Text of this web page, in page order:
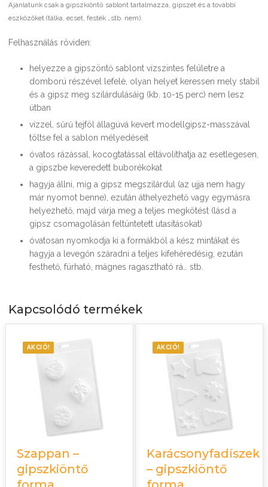
Ajánlatunk csak a gipszkiöntő sablont tartalmazza, gipszet és a további
eszközöket (tálka, ecset, festék …stb. nem).
Felhasználás röviden:
helyezze a gipszöntő sablont vízszintes felületre a
domború részével lefelé, olyan helyet keressen mely stabil
és a gipsz meg szilárdulásáig (kb. 10-15 perc) nem lesz
útban
vízzel, sűrű tejföl állagúvá kevert modellgipsz-masszával
töltse fel a sablon mélyedéseit
óvatos rázással, kocogtatással eltávolíthatja az esetlegesen,
a gipszbe keveredett buborékokat
hagyja állni, míg a gipsz megszilárdul (az ujja nem hagy
már nyomot benne), ezután áthelyezhető vagy egymásra
helyezhető, majd várja meg a teljes megkötést (lásd a
gipsz csomagolásán feltüntetett utasításokat)
óvatosan nyomkodja ki a formákból a kész mintákat és
hagyja a levegőn száradni a teljes kifehéredésig, ezután
festhető, fúrható, mágnes ragasztható rá… stb.
Kapcsolódó termékek
AKCIÓ!
Szappan –
gipszkiöntő
AKCIÓ!
Karácsonyfadíszek
– gipszkiöntő